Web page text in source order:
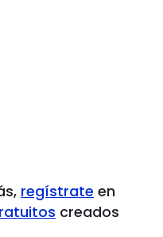
regístrate en
creados